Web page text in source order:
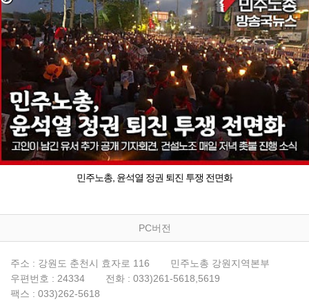
민주노총, 윤석열 정권 퇴진 투쟁 전면화
PC버전
주소 : 강원도 춘천시 효자로 116
민주노총 강원지역본부
우편번호 : 24334
전화 : 033)261-5618,5619
팩스 : 033)262-5618